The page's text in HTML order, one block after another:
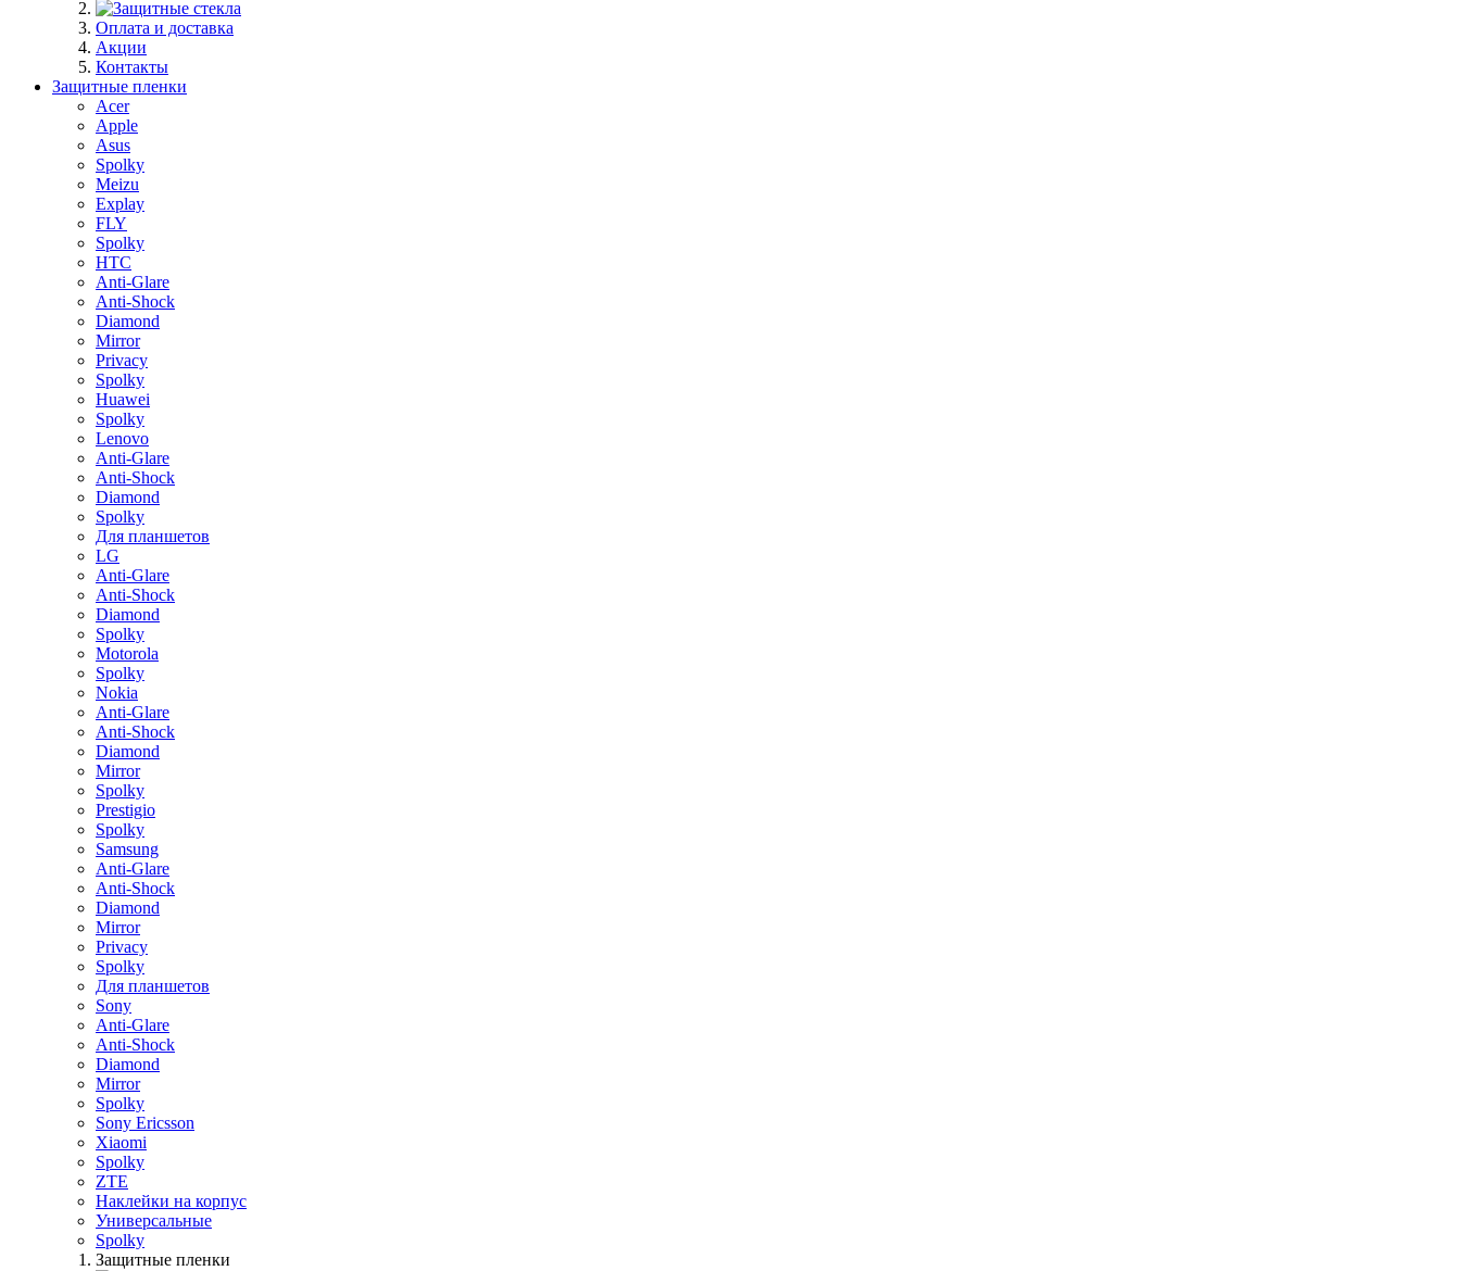
Оплата и доставка
Акции
Контакты
Защитные пленки
Acer
Apple
Asus
Spolky
Meizu
Explay
FLY
Spolky
HTC
Anti-Glare
Anti-Shock
Diamond
Mirror
Privacy
Spolky
Huawei
Spolky
Lenovo
Anti-Glare
Anti-Shock
Diamond
Spolky
Для планшетов
LG
Anti-Glare
Anti-Shock
Diamond
Spolky
Motorola
Spolky
Nokia
Anti-Glare
Anti-Shock
Diamond
Mirror
Spolky
Prestigio
Spolky
Samsung
Anti-Glare
Anti-Shock
Diamond
Mirror
Privacy
Spolky
Для планшетов
Sony
Anti-Glare
Anti-Shock
Diamond
Mirror
Spolky
Sony Ericsson
Xiaomi
Spolky
ZTE
Наклейки на корпус
Универсальные
Spolky
Защитные пленки